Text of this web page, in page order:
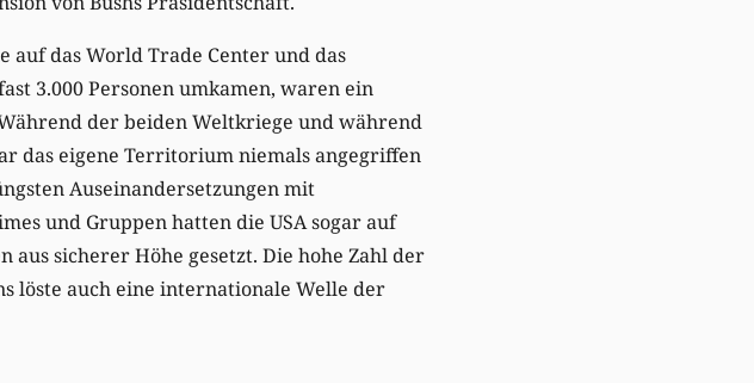
auf das World Trade Center und das
3.000 Personen umkamen, waren ein
der beiden Weltkriege und während
das eigene Territorium niemals angegriffen
Auseinandersetzungen mit
und Gruppen hatten die USA sogar auf
aus sicherer Höhe gesetzt. Die hohe Zahl der
löste auch eine internationale Welle der